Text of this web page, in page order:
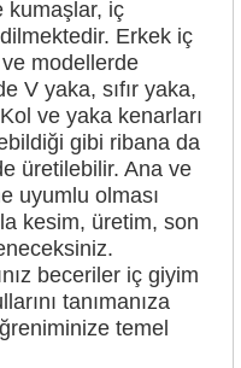
kumaşlar, iç
Erkek iç
modellerde
V yaka, sıfır yaka,
ve yaka kenarları
gibi ribana da
üretilebilir. Ana ve
uyumlu olması
kesim, üretim, son
beceriler iç giyim
tanımanıza
temel